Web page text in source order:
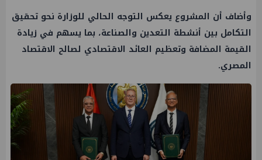
وأضاف أن المشروع يعكس التوجه الحالي للوزارة نحو تحقيق
التكامل بين أنشطة التعدين والصناعة، بما يسهم في زيادة
القيمة المضافة وتعظيم العائد الاقتصادي لصالح الاقتصاد
المصري.